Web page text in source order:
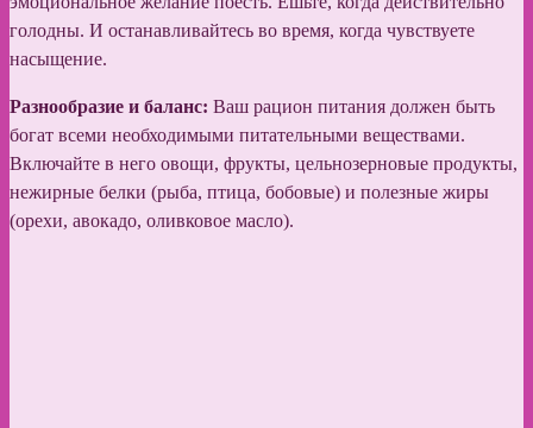
голодны. И останавливайтесь во время, когда чувствуете
насыщение.
Разнообразие и баланс: Ваш рацион питания должен быть
богат всеми необходимыми питательными веществами.
Включайте в него овощи, фрукты, цельнозерновые продукты,
нежирные белки (рыба, птица, бобовые) и полезные жиры
(орехи, авокадо, оливковое масло).